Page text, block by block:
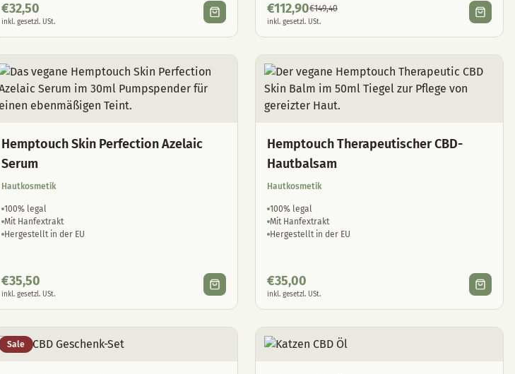
€32,50
inkl. gesetzl. USt.
€112,90€149,40
inkl. gesetzl. USt.
Hemptouch Skin Perfection Azelaic
Serum
Hautkosmetik
100% legal
Mit Hanfextrakt
Hergestellt in der EU
€35,50
inkl. gesetzl. USt.
Hemptouch Therapeutischer CBD-
Hautbalsam
Hautkosmetik
100% legal
Mit Hanfextrakt
Hergestellt in der EU
€35,00
inkl. gesetzl. USt.
Sale